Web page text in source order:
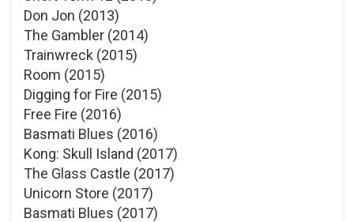
Don Jon (2013)
The Gambler (2014)
Trainwreck (2015)
Room (2015)
Digging for Fire (2015)
Free Fire (2016)
Basmati Blues (2016)
Kong: Skull Island (2017)
The Glass Castle (2017)
Unicorn Store (2017)
Basmati Blues (2017)